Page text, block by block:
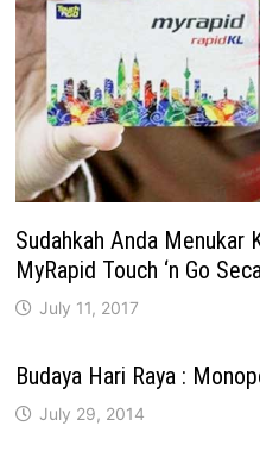
Sudahkah Anda Menukar
MyRapid Touch ‘n Go
July 11, 2017
Budaya Hari Raya :
July 29, 2014